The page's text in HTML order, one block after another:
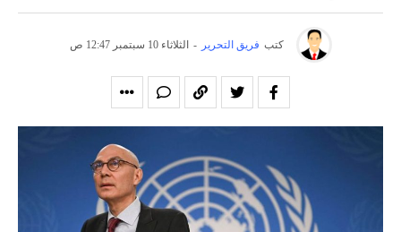
كتب فريق التحرير - الثلاثاء 10 سبتمبر 12:47 ص